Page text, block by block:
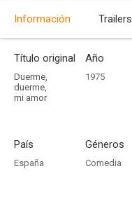
Información Trailers
Título original
Duerme,
duerme,
mi amor
Año
1975
País
España
Géneros
Comedia